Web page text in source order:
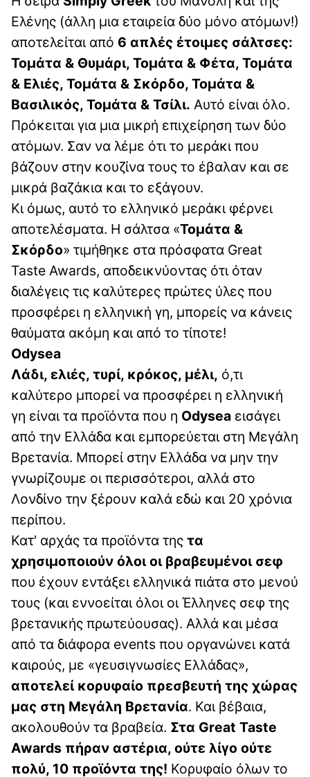
Ελένης (άλλη μια εταιρεία δύο μόνο ατόμων!)
αποτελείται από 6 απλές έτοιμες σάλτσες:
Τομάτα & Θυμάρι, Τομάτα & Φέτα, Τομάτα
& Ελιές, Τομάτα & Σκόρδο, Τομάτα &
Βασιλικός, Τομάτα & Τσίλι. Αυτό είναι όλο.
Πρόκειται για μια μικρή επιχείρηση των δύο
ατόμων. Σαν να λέμε ότι το μεράκι που
βάζουν στην κουζίνα τους το έβαλαν και σε
μικρά βαζάκια και το εξάγουν.
Κι όμως, αυτό το ελληνικό μεράκι φέρνει
αποτελέσματα. Η σάλτσα «Τομάτα &
Σκόρδο» τιμήθηκε στα πρόσφατα Great
Taste Awards, αποδεικνύοντας ότι όταν
διαλέγεις τις καλύτερες πρώτες ύλες που
προσφέρει η ελληνική γη, μπορείς να κάνεις
θαύματα ακόμη και από το τίποτε!
Odysea
Λάδι, ελιές, τυρί, κρόκος, μέλι, ό,τι
καλύτερο μπορεί να προσφέρει η ελληνική
γη είναι τα προϊόντα που η Odysea εισάγει
από την Ελλάδα και εμπορεύεται στη Μεγάλη
Βρετανία. Μπορεί στην Ελλάδα να μην την
γνωρίζουμε οι περισσότεροι, αλλά στο
Λονδίνο την ξέρουν καλά εδώ και 20 χρόνια
περίπου.
Κατ' αρχάς τα προϊόντα της τα
χρησιμοποιούν όλοι οι βραβευμένοι σεφ
που έχουν εντάξει ελληνικά πιάτα στο μενού
τους (και εννοείται όλοι οι Έλληνες σεφ της
βρετανικής πρωτεύουσας). Αλλά και μέσα
από τα διάφορα events που οργανώνει κατά
καιρούς, με «γευσιγνωσίες Ελλάδας»,
αποτελεί κορυφαίο πρεσβευτή της χώρας
μας στη Μεγάλη Βρετανία. Και βέβαια,
ακολουθούν τα βραβεία. Στα Great Taste
Awards πήραν αστέρια, ούτε λίγο ούτε
πολύ, 10 προϊόντα της! Κορυφαίο όλων το